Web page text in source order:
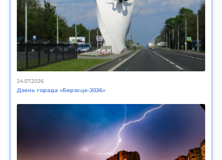
24.07.2026
Дзень горада «Бярэсце-2026»